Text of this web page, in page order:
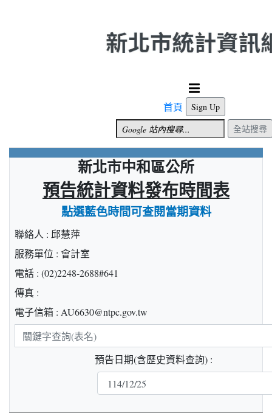
首頁
Sign Up
全站搜尋
新北市中和區公所
預告統計資料發布時間表
點選藍色時間可查閱當期資料
聯絡人 : 邱慧萍
服務單位 : 會計室
電話 : (02)2248-2688#641
傳真 :
電子信箱 : AU6630@ntpc.gov.tw
關
鍵
預告日期(含歷史資料查詢) :